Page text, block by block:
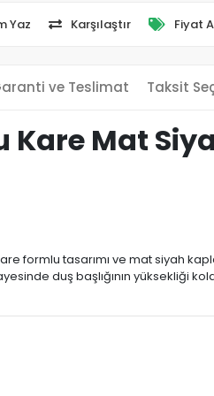
Yaz Karşılaştır Fiyat
ve Teslimat Taksit
Kare Mat
formlu tasarımı ve mat siyah
duş başlığının yüksekliği